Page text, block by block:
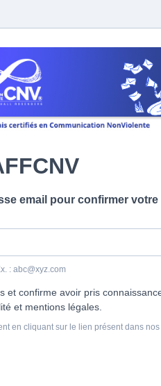
email pour confirmer votre
: abc@xyz.com
et confirme avoir pris
et mentions légales.
en cliquant sur le lien présent dans nos